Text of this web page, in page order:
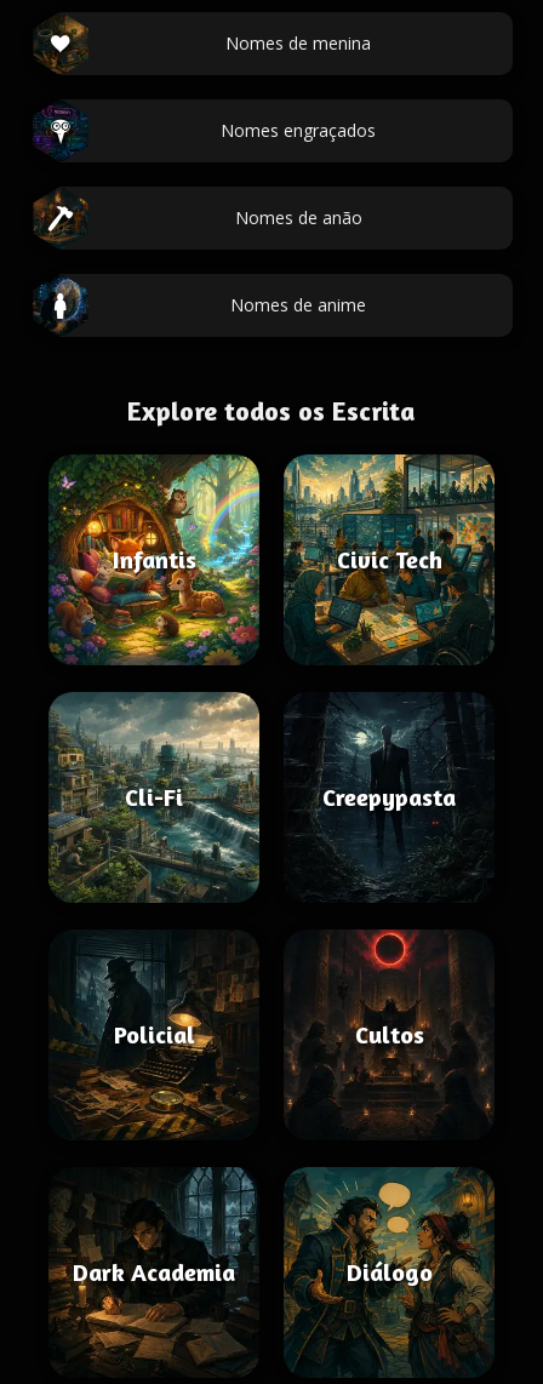
Nomes de menina
Nomes engraçados
Nomes de anão
Nomes de anime
Explore todos os Escrita
Infantis Civic Tech
Cli-Fi Creepypasta
Policial Cultos
Dark Academia Diálogo